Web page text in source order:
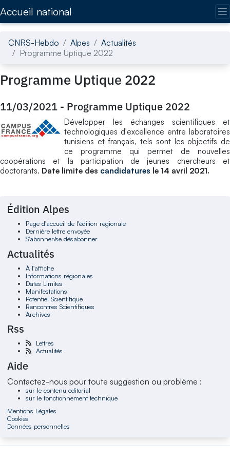
Accueil national
CNRS-Hebdo Alpes
Actualités
Programme Uptique 2022
Programme Uptique 2022
11/03/2021 - Programme Uptique 2022
Développer les échanges scientifiques et
technologiques d'excellence entre laboratoires
tunisiens et français, tels sont les objectifs de
ce programme qui permet de nouvelles
coopérations et la participation de jeunes chercheurs et
doctorants. Date limite des candidatures le 14 avril 2021.
Édition Alpes
Page d'accueil de l'édition régionale
Dernière lettre envoyée
S'abonner/se désabonner
Actualités
À l'affiche
Informations régionales
Dates Limites
Manifestations
Potentiel Scientifique
Rencontres Scientifiques
Archives
Rss
Lettres
Actualités
Aide
Contactez-nous pour toute suggestion ou problème :
sur le contenu éditorial
sur le fonctionnement technique
Mentions Légales
Cookies
Données personnelles